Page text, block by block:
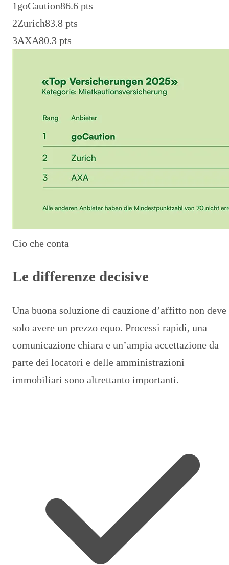
1 goCaution86.6 pts
2Zurich83.8 pts
3AXA80.3 pts
Cio che conta
Le differenze decisive
Una buona soluzione di cauzione d’affitto non deve
solo avere un prezzo equo. Processi rapidi, una
comunicazione chiara e un’ampia accettazione da
parte dei locatori e delle amministrazioni
immobiliari sono altrettanto importanti.